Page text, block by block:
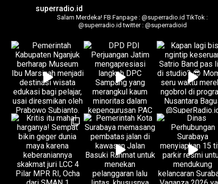
superradio.id
Salam Merdeka! FB Fanpage : @superradio.id TikTok :
@superradio.id twitter : @superradioid